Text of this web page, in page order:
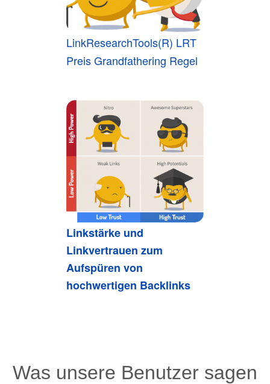
LinkResearchTools(R) LRT
Preis Grandfathering Regel
Linkstärke und
Linkvertrauen zum
Aufspüren von
hochwertigen Backlinks
Was unsere Benutzer sagen